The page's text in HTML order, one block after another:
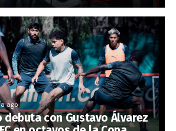
ago
debuta con Gustavo Álvarez